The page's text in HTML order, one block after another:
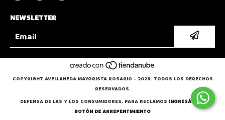
NEWSLETTER
COPYRIGHT AVELLANEDA MAYORISTA ROSARIO - 2026. TODOS LOS DERECHOS
RESERVADOS.
DEFENSA DE LAS Y LOS CONSUMIDORES. PARA RECLAMOS INGRESÁ ACÁ.
BOTÓN DE ARREPENTIMIENTO